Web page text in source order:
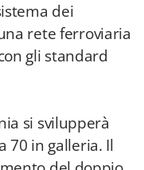
dei
rete ferroviaria
gli standard
si svilupperà
70 in galleria. Il